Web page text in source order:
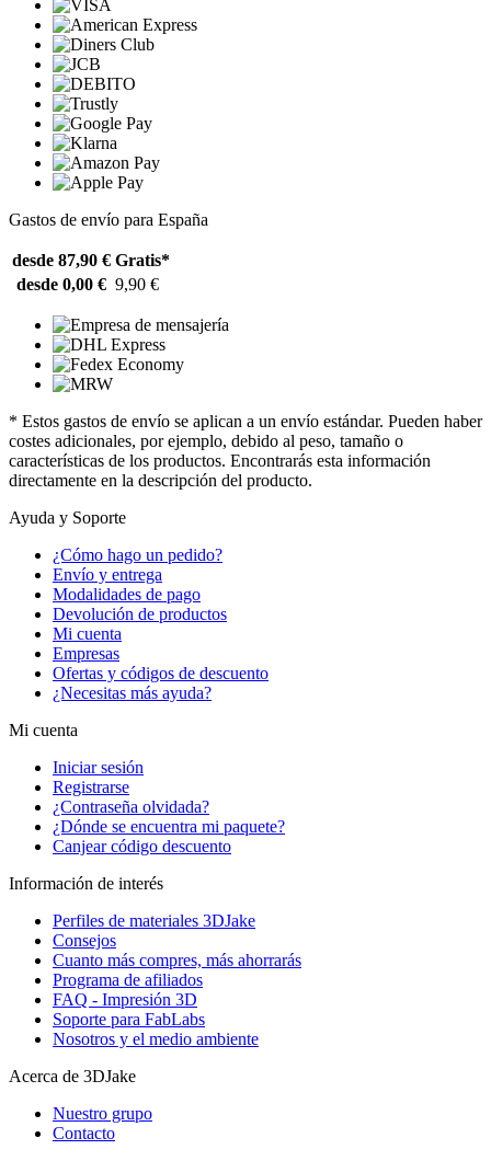
Gastos de envío para España
desde 87,90 € Gratis*
desde 0,00 € 9,90 €
* Estos gastos de envío se aplican a un envío estándar. Pueden haber
costes adicionales, por ejemplo, debido al peso, tamaño o
características de los productos. Encontrarás esta información
directamente en la descripción del producto.
Ayuda y Soporte
¿Cómo hago un pedido?
Envío y entrega
Modalidades de pago
Devolución de productos
Mi cuenta
Empresas
Ofertas y códigos de descuento
¿Necesitas más ayuda?
Mi cuenta
Iniciar sesión
Registrarse
¿Contraseña olvidada?
¿Dónde se encuentra mi paquete?
Canjear código descuento
Información de interés
Perfiles de materiales 3DJake
Consejos
Cuanto más compres, más ahorrarás
Programa de afiliados
FAQ - Impresión 3D
Soporte para FabLabs
Nosotros y el medio ambiente
Acerca de 3DJake
Nuestro grupo
Contacto